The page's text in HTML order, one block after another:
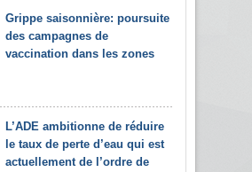
Grippe saisonnière: poursuite
des campagnes de
vaccination dans les zones
L’ADE ambitionne de réduire
le taux de perte d’eau qui est
actuellement de l’ordre de